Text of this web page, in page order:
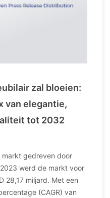
zal bloeien:
van elegantie,
tot 2032
markt gedreven door
werd de markt voor
28,17 miljard. Met een
(CAGR) van